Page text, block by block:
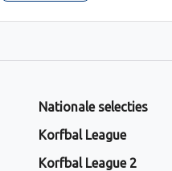
Nationale selecties
Korfbal League
Korfbal League 2